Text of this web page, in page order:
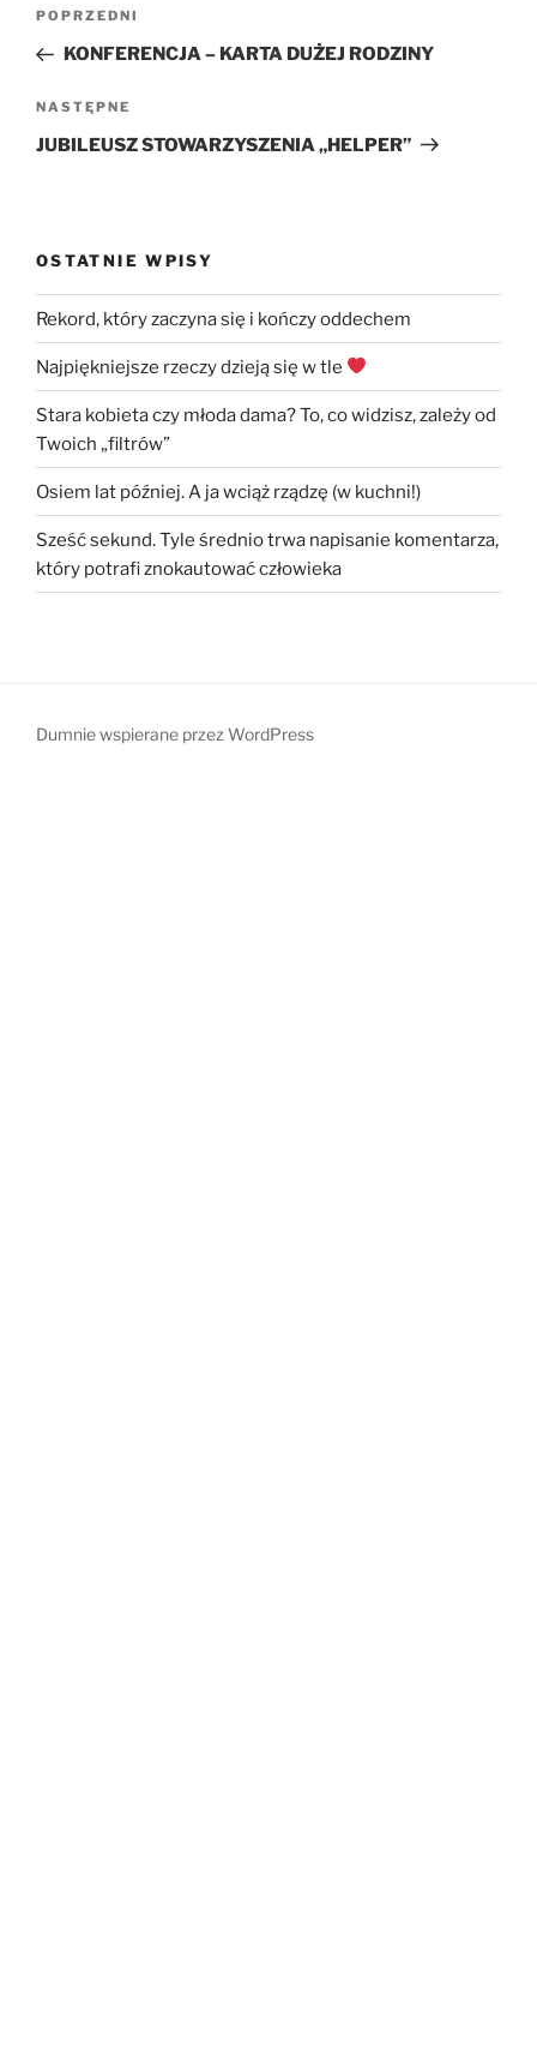
Poprzedni
wpis
POPRZEDNI
KONFERENCJA – KARTA DUŻEJ RODZINY
Następny
wpis
NASTĘPNE
JUBILEUSZ STOWARZYSZENIA „HELPER”
OSTATNIE WPISY
Rekord, który zaczyna się i kończy oddechem
Najpiękniejsze rzeczy dzieją się w tle
Stara kobieta czy młoda dama? To, co widzisz, zależy od
Twoich „filtrów”
Osiem lat później. A ja wciąż rządzę (w kuchni!)
Sześć sekund. Tyle średnio trwa napisanie komentarza,
który potrafi znokautować człowieka
Dumnie wspierane przez WordPress